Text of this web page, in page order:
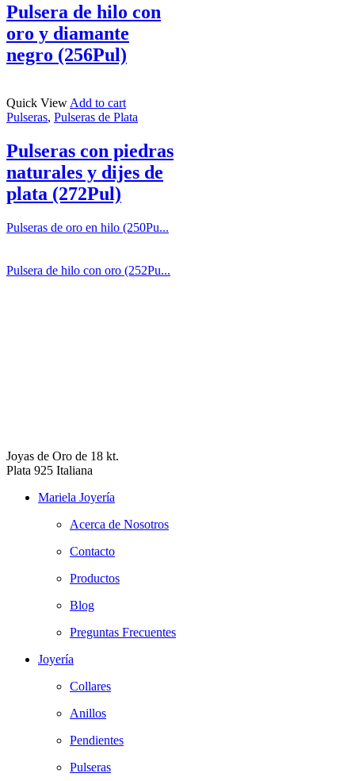
Pulsera de hilo con
oro y diamante
negro (256Pul)
Quick View Add to cart
Pulseras, Pulseras de Plata
Pulseras con piedras
naturales y dijes de
plata (272Pul)
Pulseras de oro en hilo (250Pu...
Pulsera de hilo con oro (252Pu...
Joyas de Oro de 18 kt.
Plata 925 Italiana
Mariela Joyería
Acerca de Nosotros
Contacto
Productos
Blog
Preguntas Frecuentes
Joyería
Collares
Anillos
Pendientes
Pulseras